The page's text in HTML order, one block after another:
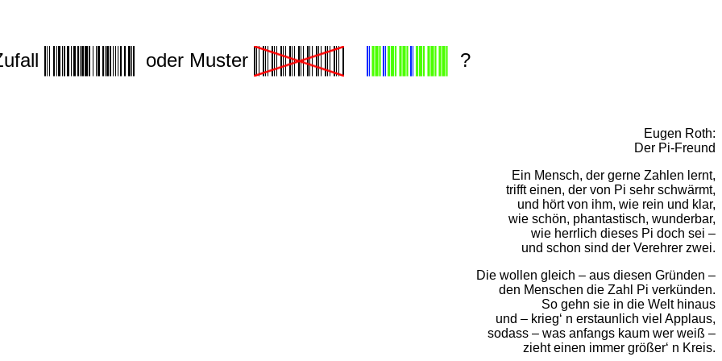
oder Muster ?
Eugen Roth:
Der Pi-Freund
Ein Mensch, der gerne Zahlen lernt,
trifft einen, der von Pi sehr schwärmt,
und hört von ihm, wie rein und klar,
wie schön, phantastisch, wunderbar,
wie herrlich dieses Pi doch sei –
und schon sind der Verehrer zwei.
Die wollen gleich – aus diesen Gründen –
den Menschen die Zahl Pi verkünden.
So gehn sie in die Welt hinaus
und – krieg‘ n erstaunlich viel Applaus,
sodass – was anfangs kaum wer weiß –
zieht einen immer größer‘ n Kreis.